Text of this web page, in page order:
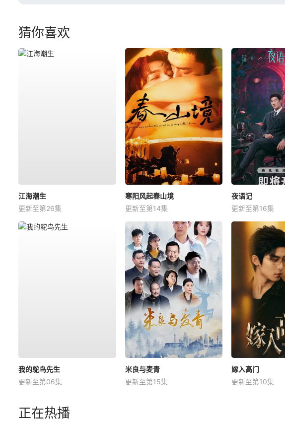
猜你喜欢
江海潮生
更新至第26集
寒阳风起春山境
更新至第14集
夜语记
更新至第16集
我的鸵鸟先生
更新至第06集
米良与麦青
更新至第15集
嫁入高门
更新至第10集
正在热播